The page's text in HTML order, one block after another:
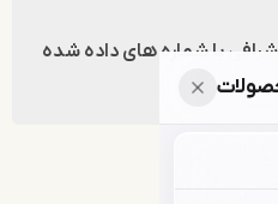
شماره های داده شده